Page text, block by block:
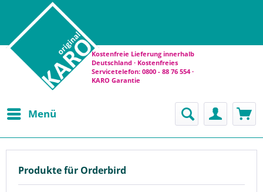
Kostenfreie Lieferung innerhalb
Deutschland · Kostenfreies
Servicetelefon: 0800 - 88 76 554 ·
KARO Garantie
Menü
Produkte für Orderbird